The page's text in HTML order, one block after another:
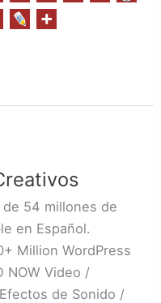
54 millones de
en Español.
Million WordPress
NOW Video /
de Sonido /